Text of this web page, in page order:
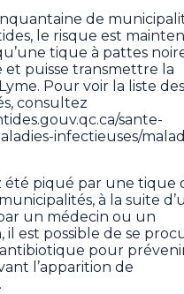
de
le risque est
tique à pattes
et puisse transmettre la
Pour voir la liste des
consultez
sante-
infectieuses/
été piqué par une tique
à la suite
un médecin ou un
il est possible de se
pour
l’apparition de